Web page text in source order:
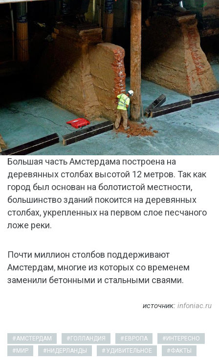
Большая часть Амстердама построена на
деревянных столбах высотой 12 метров. Так как
город был основан на болотистой местности,
большинство зданий покоится на деревянных
столбах, укрепленных на первом слое песчаного
ложе реки.
Почти миллион столбов поддерживают
Амстердам, многие из которых со временем
заменили бетонными и стальными сваями.
источник: infoniac.ru
АМСТЕРДАМ ГОЛЛАНДИЯ ЕВРОПА
ИНТЕРЕСНО
МИР
НИДЕРЛАНДЫ УДИВИТЕЛЬНОЕ ФАКТЫ